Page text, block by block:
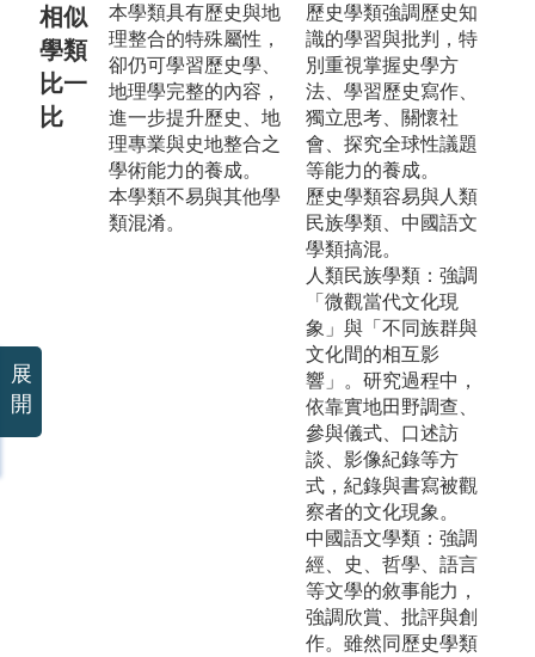
相似
學類
比一
比
本學類具有歷史與地
理整合的特殊屬性，
卻仍可學習歷史學、
地理學完整的內容，
進一步提升歷史、地
理專業與史地整合之
學術能力的養成。
本學類不易與其他學
類混淆。
歷史學類強調歷史知
識的學習與批判，特
別重視掌握史學方
法、學習歷史寫作、
獨立思考、關懷社
會、探究全球性議題
等能力的養成。
歷史學類容易與人類
民族學類、中國語文
學類搞混。
人類民族學類：強調
「微觀當代文化現
象」與「不同族群與
文化間的相互影
響」。研究過程中，
依靠實地田野調查、
參與儀式、口述訪
談、影像紀錄等方
式，紀錄與書寫被觀
察者的文化現象。
中國語文學類：強調
經、史、哲學、語言
等文學的敘事能力，
強調欣賞、批評與創
作。雖然同歷史學類
展
開